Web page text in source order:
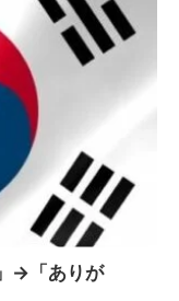
→「ありが